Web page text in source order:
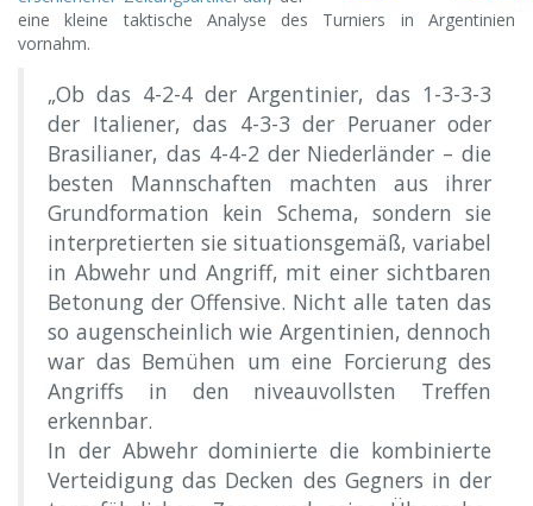
eine kleine taktische Analyse des Turniers in Argentinien
vornahm.
„Ob das 4-2-4 der Argentinier, das 1-3-3-3
der Italiener, das 4-3-3 der Peruaner oder
Brasilianer, das 4-4-2 der Niederländer – die
besten Mannschaften machten aus ihrer
Grundformation kein Schema, sondern sie
interpretierten sie situationsgemäß, variabel
in Abwehr und Angriff, mit einer sichtbaren
Betonung der Offensive. Nicht alle taten das
so augenscheinlich wie Argentinien, dennoch
war das Bemühen um eine Forcierung des
Angriffs in den niveauvollsten Treffen
erkennbar.
In der Abwehr dominierte die kombinierte
Verteidigung das Decken des Gegners in der